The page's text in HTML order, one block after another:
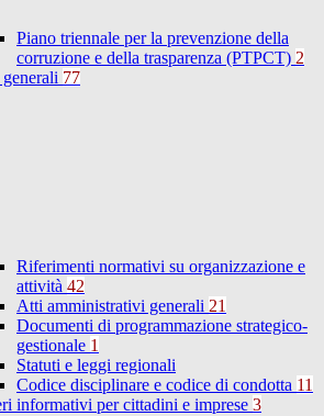
Piano triennale per la prevenzione della
corruzione e della trasparenza (PTPCT) 2
77
Riferimenti normativi su organizzazione e
attività 42
Atti amministrativi generali 21
Documenti di programmazione strategico-
gestionale 1
Statuti e leggi regionali
Codice disciplinare e codice di condotta 11
informativi per cittadini e imprese 3